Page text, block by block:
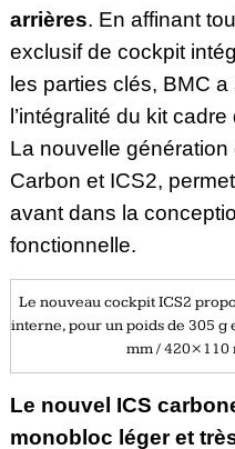
arrières. En affinant
exclusif de cockpit
les parties clés, BMC
l’intégralité du kit
La nouvelle
Carbon et ICS2,
avant dans la
fonctionnelle.
Le nouveau cockpit ICS2
interne, pour un poids de 305
mm / 420×110
Le nouvel ICS
monobloc léger et